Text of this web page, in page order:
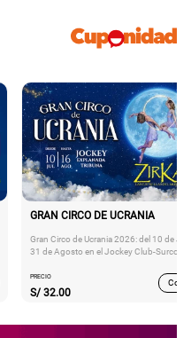
GRAN CIRCO DE UCRANIA
Gran Circo de Ucrania 2026: del 10 de
31 de Agosto en el Jockey Club-Surco
PRECIO
S/ 32.00